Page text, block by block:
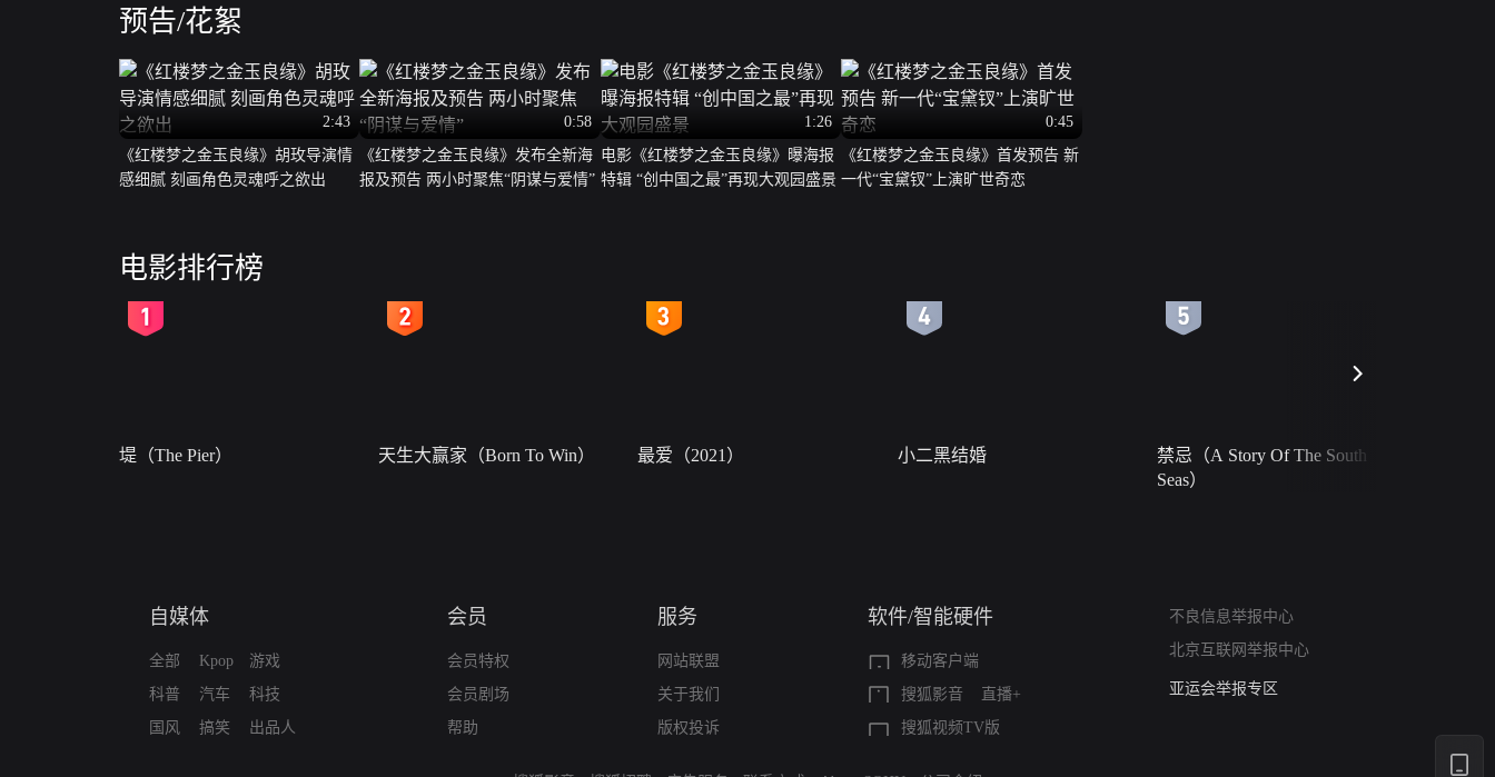
预告/花絮
2:43
《红楼梦之金玉良缘》胡玫导演情
感细腻 刻画角色灵魂呼之欲出
0:58
《红楼梦之金玉良缘》发布全新海
报及预告 两小时聚焦“阴谋与爱情”
1:26
电影《红楼梦之金玉良缘》曝海报
特辑 “创中国之最”再现大观园盛景
0:45
《红楼梦之金玉良缘》首发预告 新
一代“宝黛钗”上演旷世奇恋
电影排行榜
堤（The Pier） 天生大赢家（Born To Win） 最爱（2021） 小二黑结婚
禁忌（A Story Of The South
Seas）
自媒体
全部
科普
国风
Kpop
汽车
搞笑
游戏
科技
出品人
会员
会员特权
会员剧场
帮助
服务
网站联盟
关于我们
版权投诉
软件/智能硬件
移动客户端
搜狐影音
直播+
搜狐视频TV版
不良信息举报中心
北京互联网举报中心
算法推荐专项举报
亚运会举报专区